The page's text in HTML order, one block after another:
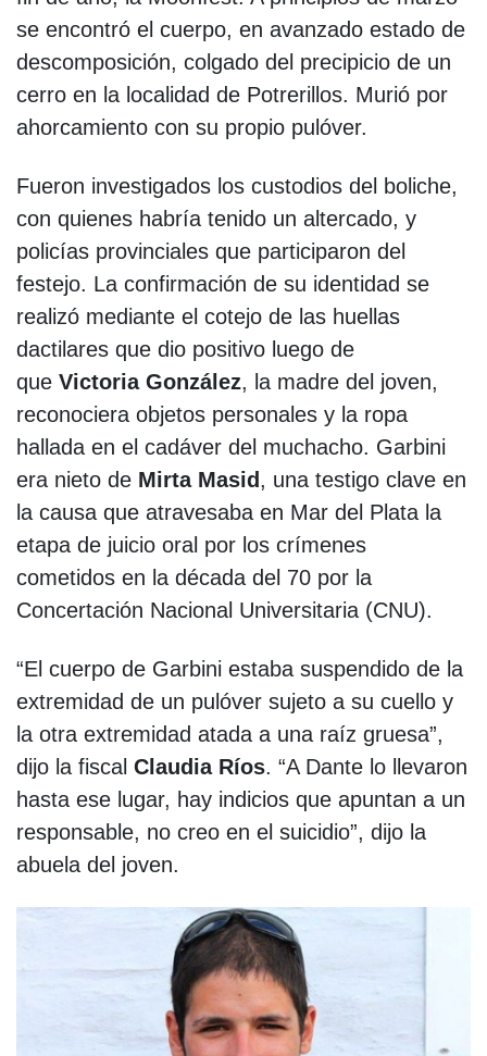
se encontró el cuerpo, en avanzado estado de
descomposición, colgado del precipicio de un
cerro en la localidad de Potrerillos. Murió por
ahorcamiento con su propio pulóver.
Fueron investigados los custodios del boliche,
con quienes habría tenido un altercado, y
policías provinciales que participaron del
festejo. La confirmación de su identidad se
realizó mediante el cotejo de las huellas
dactilares que dio positivo luego de
que Victoria González, la madre del joven,
reconociera objetos personales y la ropa
hallada en el cadáver del muchacho. Garbini
era nieto de Mirta Masid , una testigo clave en
la causa que atravesaba en Mar del Plata la
etapa de juicio oral por los crímenes
cometidos en la década del 70 por la
Concertación Nacional Universitaria (CNU).
“El cuerpo de Garbini estaba suspendido de la
extremidad de un pulóver sujeto a su cuello y
la otra extremidad atada a una raíz gruesa”,
dijo la fiscal Claudia Ríos. “A Dante lo llevaron
hasta ese lugar, hay indicios que apuntan a un
responsable, no creo en el suicidio”, dijo la
abuela del joven.